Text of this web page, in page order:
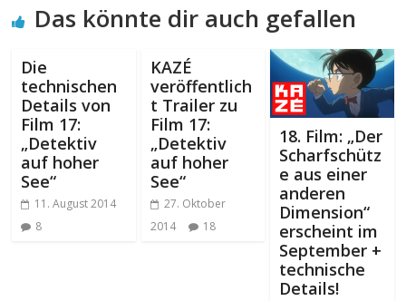
Das könnte dir auch gefallen
Die
technischen
Details von
Film 17:
„Detektiv
auf hoher
See“
11. August 2014
8
KAZÉ
veröffentlich
t Trailer zu
Film 17:
„Detektiv
auf hoher
See“
27. Oktober
2014
18
18. Film: „Der
Scharfschütz
e aus einer
anderen
Dimension“
erscheint im
September +
technische
Details!